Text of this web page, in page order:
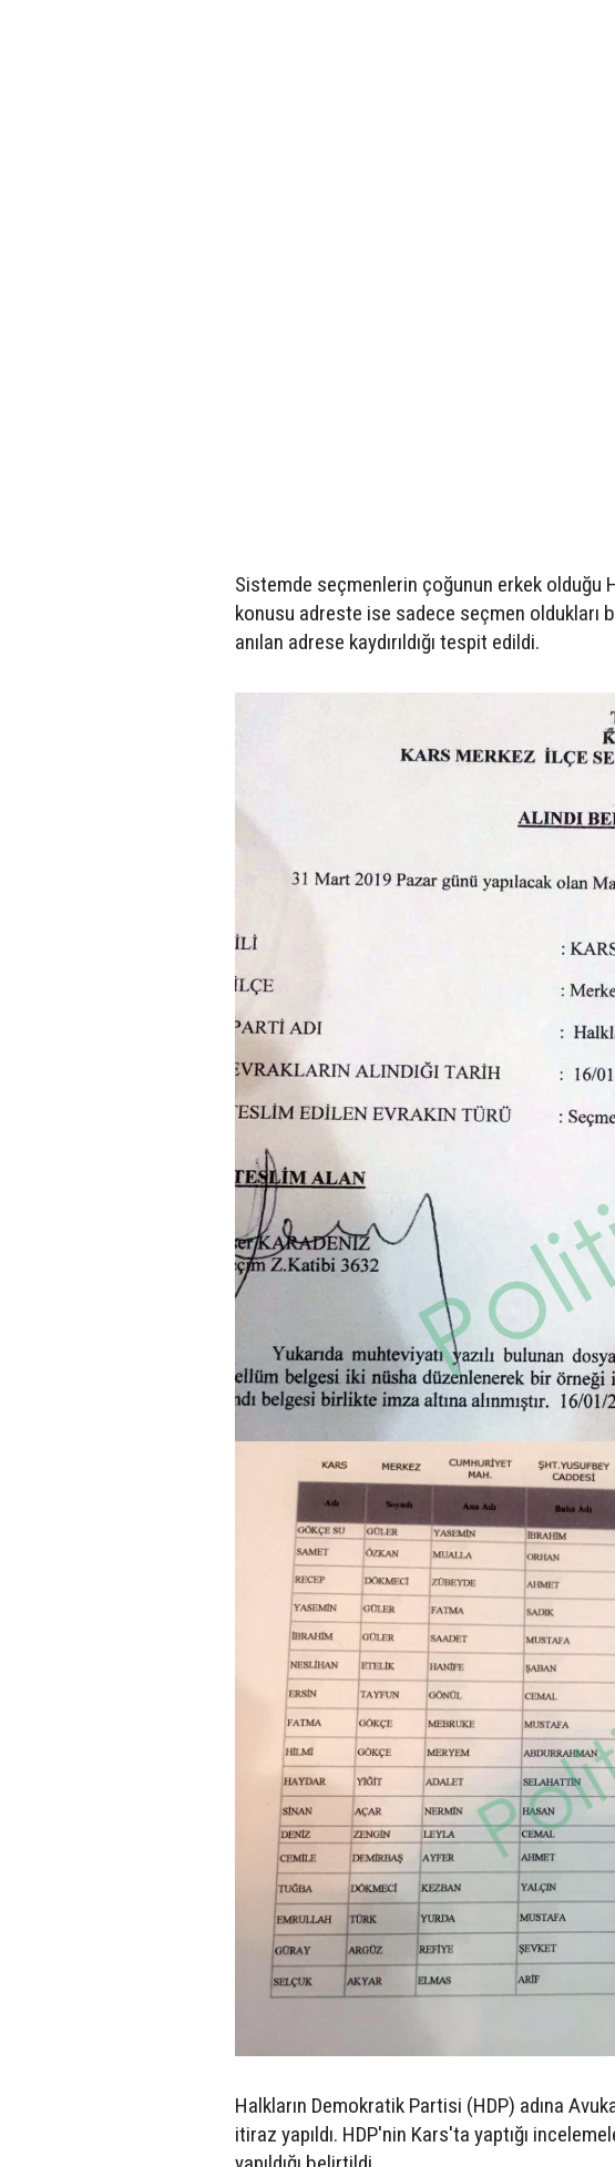
Sistemde seçmenlerin çoğunun erkek
konusu adreste ise sadece seçmen oldukları
anılan adrese kaydırıldığı tespit edildi.
Halkların Demokratik Partisi (HDP) adına
itiraz yapıldı. HDP'nin Kars'ta yaptığı